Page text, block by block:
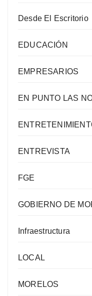
Desde El Escritorio
EDUCACIÓN
EMPRESARIOS
EN PUNTO LAS
ENTREVISTA
FGE
GOBIERNO DE
Infraestructura
LOCAL
MORELOS